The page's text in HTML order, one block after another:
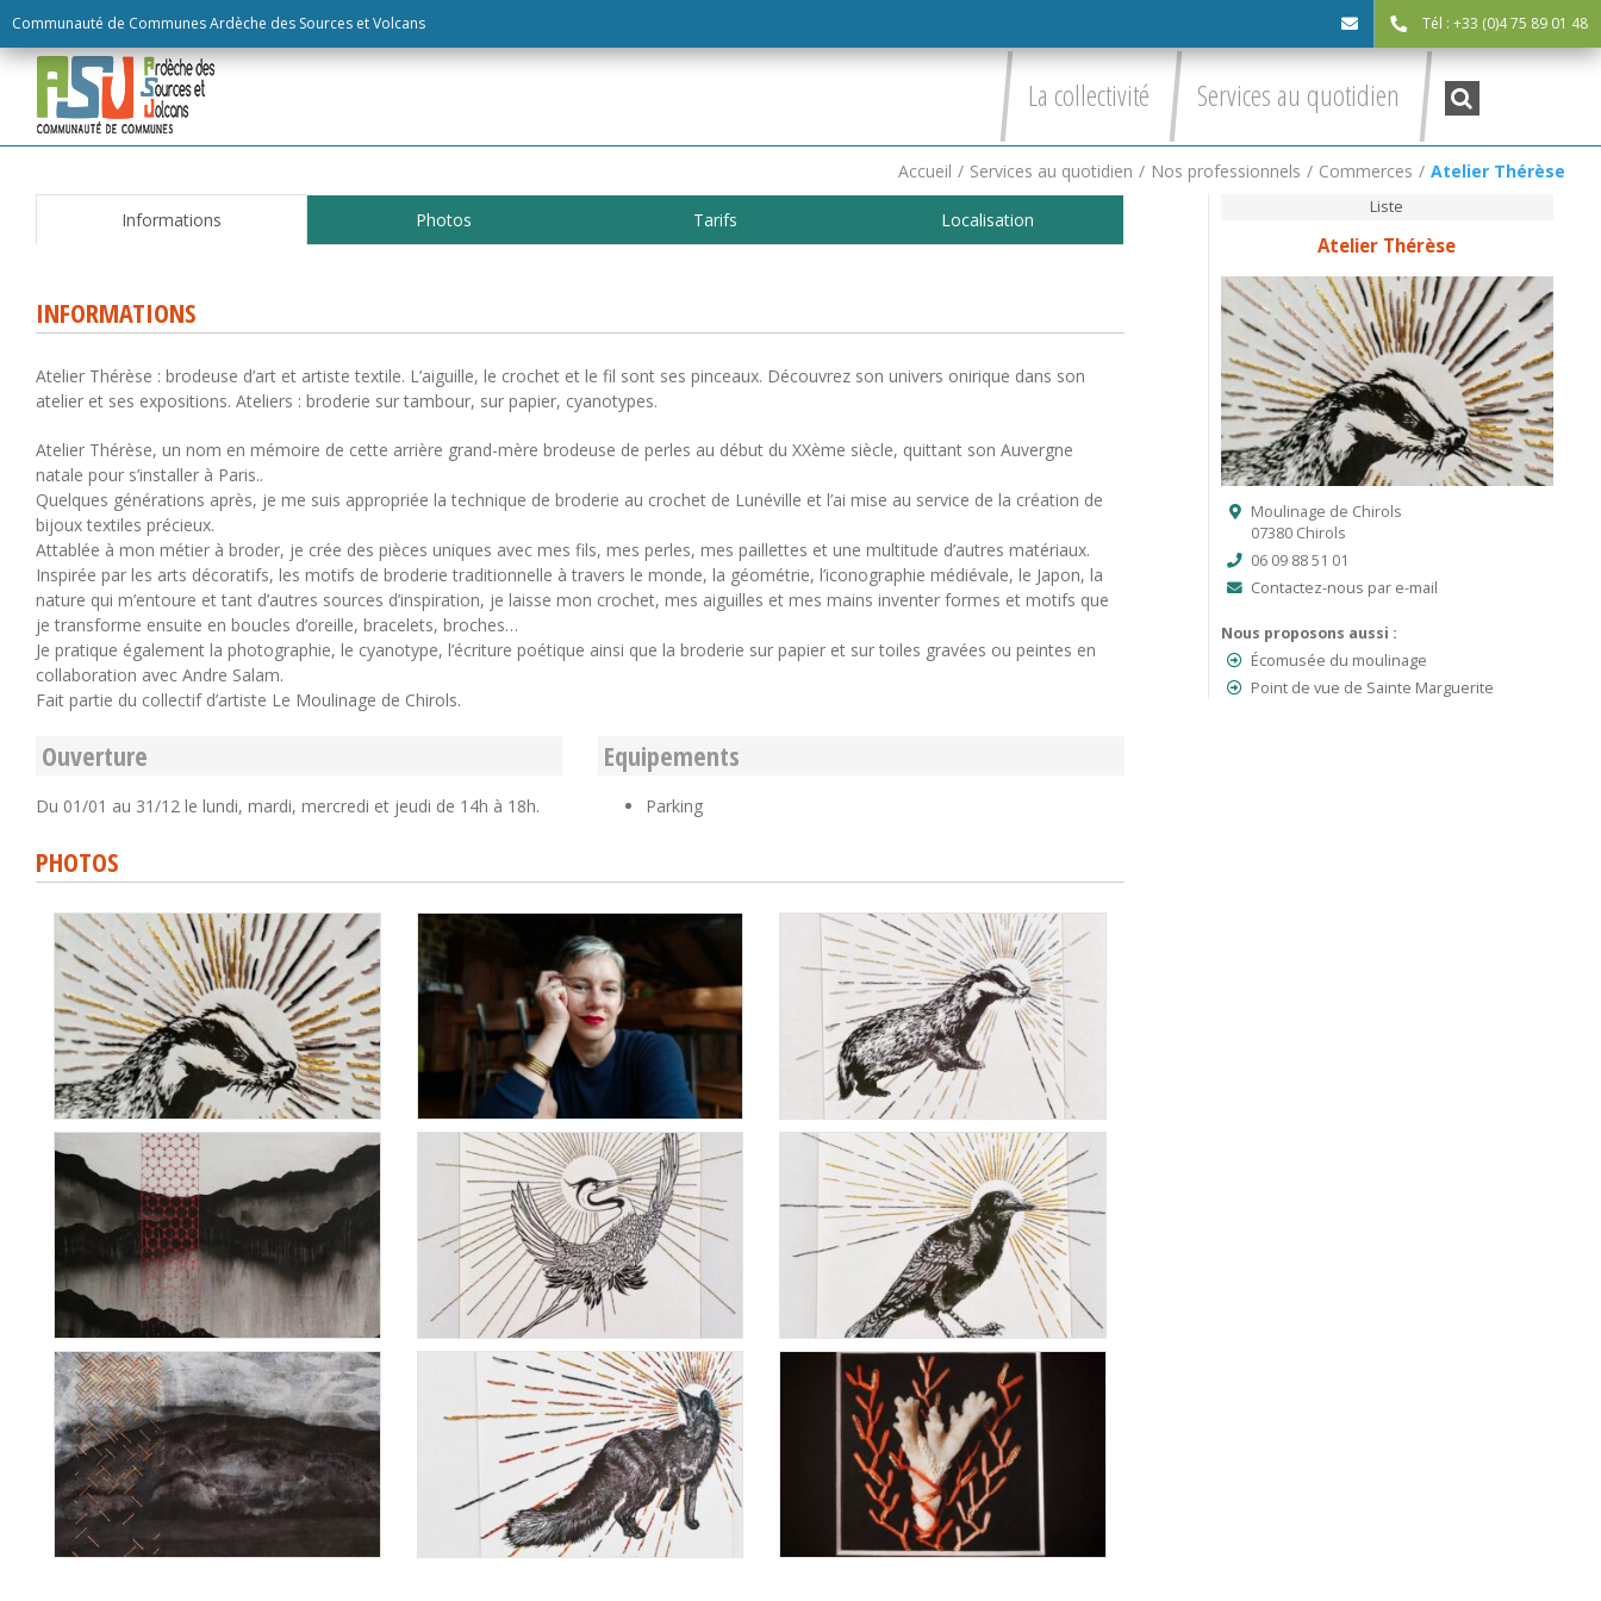
Communauté de Communes Ardèche des Sources et Volcans Tél : +33 (0)4 75 89 01 48
to
content
La collectivité Services au quotidien Recherche
:
Accueil / Services au quotidien / Nos professionnels / Commerces / Atelier Thérèse
Informations Photos Tarifs Localisation
INFORMATIONS
Atelier Thérèse : brodeuse d’art et artiste textile. L’aiguille, le crochet et le fil sont ses pinceaux. Découvrez son univers onirique dans son
atelier et ses expositions. Ateliers : broderie sur tambour, sur papier, cyanotypes.
Atelier Thérèse, un nom en mémoire de cette arrière grand-mère brodeuse de perles au début du XXème siècle, quittant son Auvergne
natale pour s’installer à Paris..
Quelques générations après, je me suis appropriée la technique de broderie au crochet de Lunéville et l’ai mise au service de la création de
bijoux textiles précieux.
Attablée à mon métier à broder, je crée des pièces uniques avec mes fils, mes perles, mes paillettes et une multitude d’autres matériaux.
Inspirée par les arts décoratifs, les motifs de broderie traditionnelle à travers le monde, la géométrie, l’iconographie médiévale, le Japon, la
nature qui m’entoure et tant d’autres sources d’inspiration, je laisse mon crochet, mes aiguilles et mes mains inventer formes et motifs que
je transforme ensuite en boucles d’oreille, bracelets, broches…
Je pratique également la photographie, le cyanotype, l’écriture poétique ainsi que la broderie sur papier et sur toiles gravées ou peintes en
collaboration avec Andre Salam.
Fait partie du collectif d’artiste Le Moulinage de Chirols.
Ouverture
Du 01/01 au 31/12 le lundi, mardi, mercredi et jeudi de 14h à 18h.
Equipements
Parking
PHOTOS
Liste
Atelier Thérèse
Moulinage de Chirols
07380 Chirols
06 09 88 51 01
Contactez-nous par e-mail
Nous proposons aussi :
Écomusée du moulinage
Point de vue de Sainte Marguerite